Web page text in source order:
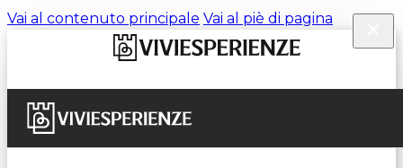
Vai al contenuto principale Vai al piè di pagina